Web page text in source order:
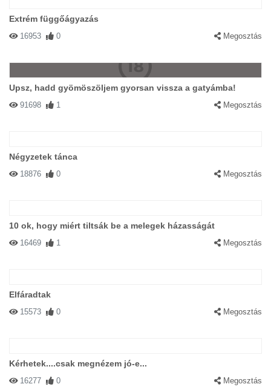
Extrém függőágyazás
16953 0 Megosztás
Upsz, hadd gyömöszöljem gyorsan vissza a gatyámba!
91698 1 Megosztás
Négyzetek tánca
18876 0 Megosztás
10 ok, hogy miért tiltsák be a melegek házasságát
16469 1 Megosztás
Elfáradtak
15573 0 Megosztás
Kérhetek....csak megnézem jó-e...
16277 0 Megosztás